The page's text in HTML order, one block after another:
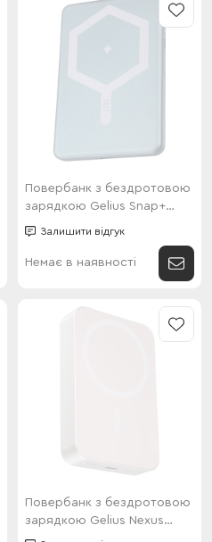
Повербанк з бездротовою
зарядкою Gelius Snap+
Magnetic Wireless Charge
wireless/20W QC/PD)
Залишити відгук
Немає в наявності
Повербанк з бездротовою
зарядкою Gelius Nexus
Magnetic Wireless Charge